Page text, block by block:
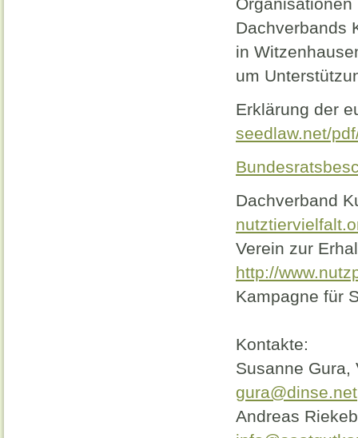
Dachverbands
in
um
Erklärung der
seedlaw.net/
Dachverband
Verein zur
http://
Kampagne für
Kontakte:
Susanne
gura@dinse.net
Andreas